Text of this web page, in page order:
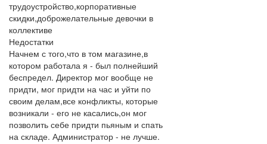
трудоустройство,корпоративные
скидки,доброжелательные девочки в
коллективе
Недостатки
Начнем с того,что в том магазине,в
котором работала я - был полнейший
беспредел. Директор мог вообще не
придти, мог придти на час и уйти по
своим делам,все конфликты, которые
возникали - его не касались,он мог
позволить себе придти пьяным и спать
на складе. Администратор - не лучше.